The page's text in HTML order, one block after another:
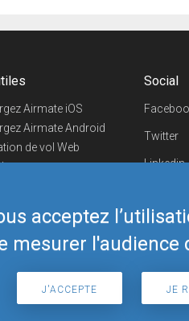
acceptez
mesurer l'audience
J'ACCEPTE JE
Airmate iOS
Airmate Android
de vol Web
Airmate
Social
Twitter
Linkedin